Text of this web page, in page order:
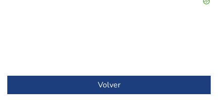
Volver